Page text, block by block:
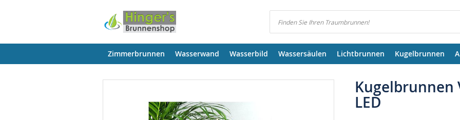
Suchen
Zimmerbrunnen Wasserwand Wasserbild Wassersäulen Lichtbrunnen Kugelbrunnen
Kugelbrunnen
LED